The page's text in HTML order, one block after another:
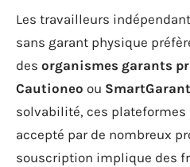
Les travailleurs
sans garant physique
des organismes garants
Cautioneo ou SmartGarant
solvabilité, ces
accepté par de nombreux
souscription implique des